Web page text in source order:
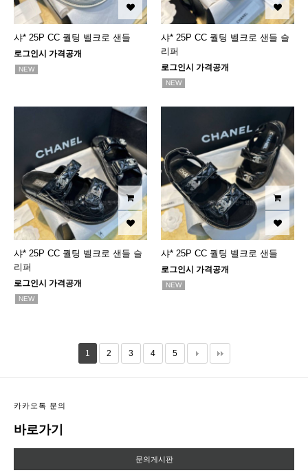
샤* 25P CC 퀄팅 벨크로 샌들
로그인시 가격공개
NEW
샤* 25P CC 퀄팅 벨크로 샌들 슬
리퍼
로그인시 가격공개
NEW
샤* 25P CC 퀄팅 벨크로 샌들 슬
리퍼
로그인시 가격공개
NEW
샤* 25P CC 퀄팅 벨크로 샌들
로그인시 가격공개
NEW
1 2 3 4 5
카카오톡 문의
바로가기
문의게시판